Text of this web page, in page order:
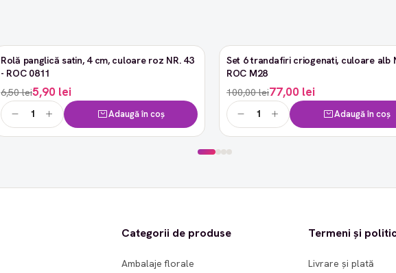
-9%
Rolă panglică satin, 4 cm, culoare roz NR. 43
- ROC 0811
6,50 lei5,90 lei
Adaugă în coș
-23%
Set 6 trandafiri criogenati, culoare alb
ROC M28
100,00 lei77,00 lei
Adaugă în coș
Categorii de produse
Ambalaje florale
Termeni și
Livrare și plată